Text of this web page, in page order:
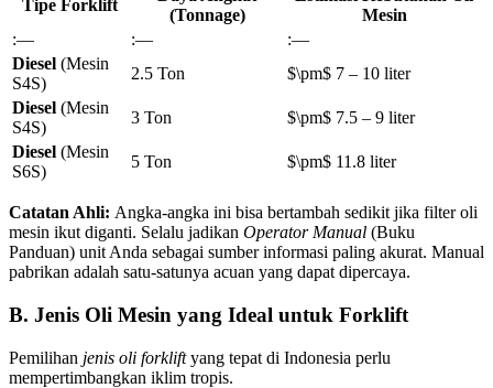
Tipe Forklift
(Tonnage)
Mesin
:—
:—
:—
Diesel (Mesin
S4S)
2.5 Ton
$\pm$ 7 – 10 liter
Diesel (Mesin
S4S)
3 Ton
$\pm$ 7.5 – 9 liter
Diesel (Mesin
S6S)
5 Ton $\pm$ 11.8 liter
Catatan Ahli: Angka-angka ini bisa bertambah sedikit jika filter oli
mesin ikut diganti. Selalu jadikan Operator Manual (Buku
Panduan) unit Anda sebagai sumber informasi paling akurat. Manual
pabrikan adalah satu-satunya acuan yang dapat dipercaya.
B. Jenis Oli Mesin yang Ideal untuk Forklift
Pemilihan jenis oli forkliftyang tepat di Indonesia perlu
mempertimbangkan iklim tropis.